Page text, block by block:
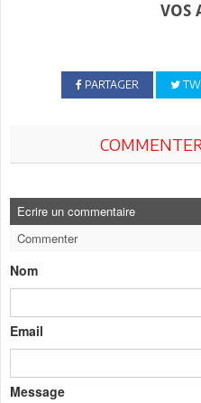
VOS
PARTAGER
Ecrire un commentaire
Commenter
Nom
Email
Message